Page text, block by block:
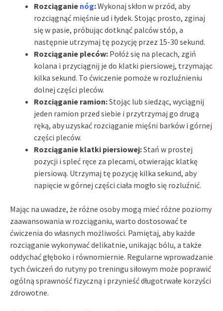
Rozciąganie nóg:Wykonaj skłon w przód, aby
rozciągnąć mięśnie ud i łydek. Stojąc prosto, zginaj
się w pasie, próbując dotknąć palców stóp, a
następnie utrzymaj tę pozycję przez 15-30 sekund.
Rozciąganie pleców: Połóż się na plecach, zgiń
kolana i przyciągnij je do klatki piersiowej, trzymając
kilka sekund. To ćwiczenie pomoże w rozluźnieniu
dolnej części pleców.
Rozciąganie ramion:Stojąc lub siedząc, wyciągnij
jeden ramion przed siebie i przytrzymaj go drugą
ręką, aby uzyskać rozciąganie mięśni barków i górnej
części pleców.
Rozciąganie klatki piersiowej:Stań w prostej
pozycji i spleć ręce za plecami, otwierając klatkę
piersiową. Utrzymaj tę pozycję kilka sekund, aby
napięcie w górnej części ciała mogło się rozluźnić.
Mając na uwadze, że różne osoby mogą mieć różne poziomy
zaawansowania w rozciąganiu, warto dostosować te
ćwiczenia do własnych możliwości. Pamiętaj, aby każde
rozciąganie wykonywać delikatnie, unikając bólu, a także
oddychać głęboko i równomiernie. Regularne wprowadzanie
tych ćwiczeń do rutyny po treningu siłowym może poprawić
ogólną sprawność fizyczną i przynieść długotrwałe korzyści
zdrowotne.